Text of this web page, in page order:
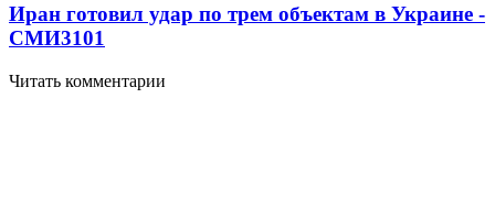
Иран готовил удар по трем объектам в Украине -
СМИ3101
Читать комментарии